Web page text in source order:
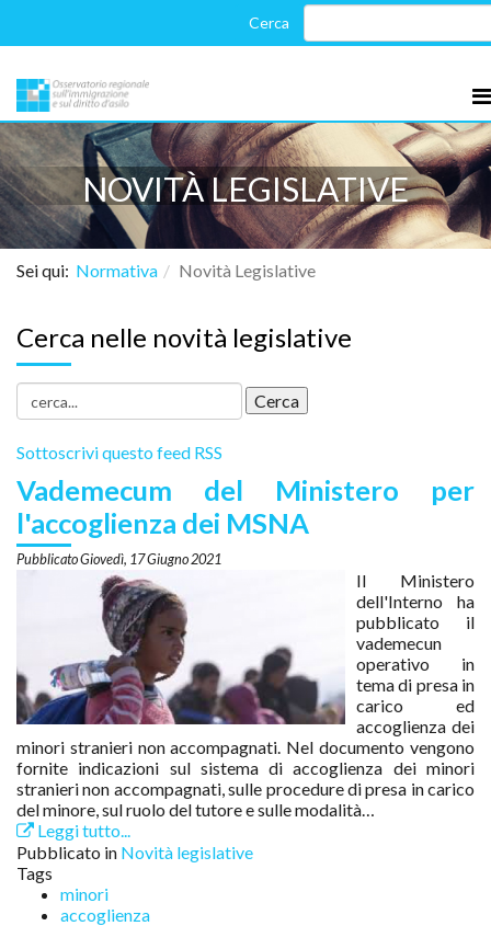
NOVITÀ LEGISLATIVE
Sei qui: Normativa Novità Legislative
Cerca nelle novità legislative
Sottoscrivi questo feed RSS
Vademecum del Ministero per
l'accoglienza dei MSNA
Giovedì, 17 Giugno 2021
Il Ministero
dell'Interno ha
pubblicato il
vademecun
operativo in
tema di presa in
carico ed
accoglienza dei
minori stranieri non accompagnati. Nel documento vengono
fornite indicazioni sul sistema di accoglienza dei minori
stranieri non accompagnati, sulle procedure di presa in carico
del minore, sul ruolo del tutore e sulle modalità…
Leggi tutto...
Pubblicato in Novità legislative
Tags
minori
accoglienza